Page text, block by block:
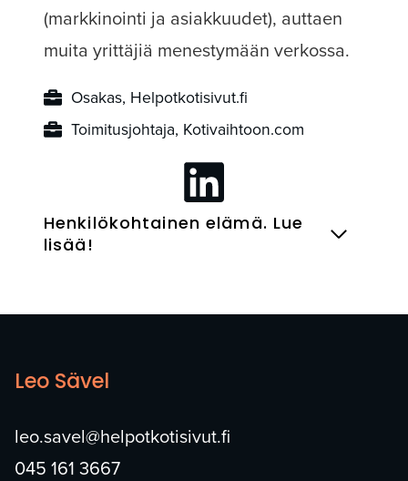
(markkinointi ja asiakkuudet), auttaen
muita yrittäjiä menestymään verkossa.
Osakas, Helpotkotisivut.fi
Toimitusjohtaja, Kotivaihtoon.com
Henkilökohtainen elämä. Lue
lisää!
Leo Sävel
leo.savel@helpotkotisivut.fi
045 161 3667